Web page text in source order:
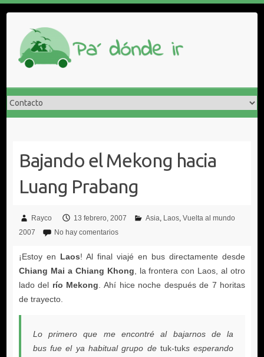
contenido
Rayco 13 febrero, 2007 Asia Laos Vuelta al mundo
2007
No hay comentarios
Laos
Chiang Mai a Chiang Khong
río Mekong
Lo primero que me encontré al bajarnos de la
bus fue el ya habitual grupo de tuk-tuks esperando